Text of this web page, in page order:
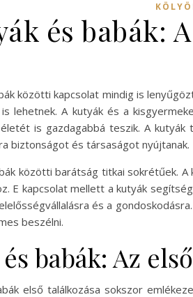
és babák:
közötti kapcsolat mindig is
lehetnek. A kutyák és a
is gazdagabbá teszik. A
biztonságot és társaságot nyújtanak.
közötti barátság titkai sokrétűek.
E kapcsolat mellett a kutyák
és a
beszélni.
babák: Az
első találkozása sokszor